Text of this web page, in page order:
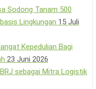
Sodong Tanam 500
Lingkungan 15 Juli
Kepedulian Bagi
23 Juni 2026
sebagai Mitra Logistik